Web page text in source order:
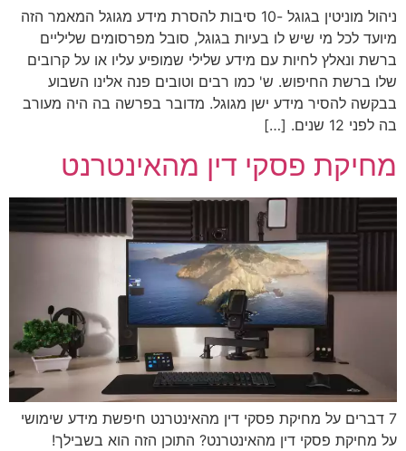
ניהול מוניטין בגוגל -10 סיבות להסרת מידע מגוגל המאמר הזה
מיועד לכל מי שיש לו בעיות בגוגל, סובל מפרסומים שליליים
ברשת ונאלץ לחיות עם מידע שלילי שמופיע עליו או על קרובים
שלו ברשת החיפוש. ש' כמו רבים וטובים פנה אלינו השבוע
בבקשה להסיר מידע ישן מגוגל. מדובר בפרשה בה היה מעורב
בה לפני 12 שנים. […]
מחיקת פסקי דין מהאינטרנט
7 דברים על מחיקת פסקי דין מהאינטרנט חיפשת מידע שימושי
על מחיקת פסקי דין מהאינטרנט? התוכן הזה הוא בשבילך!